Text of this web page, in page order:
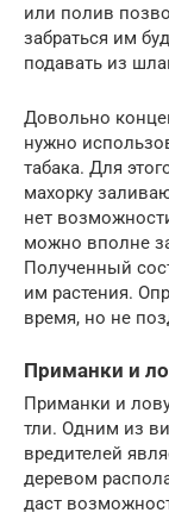
или полив
забраться им
подавать из
Довольно
нужно
табака. Для
махорку
нет
можно вполне
Полученный
им растения.
время, но не
Приманки и
Приманки и
тли. Одним из
вредителей
деревом
даст